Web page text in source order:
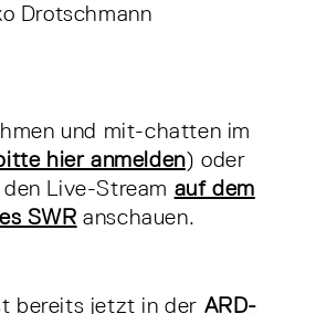
Drotschmann
und mit-chatten im
hieranmelden) oder
Live-Stream auf dem
SWR anschauen.
bereits jetzt in der ARD-